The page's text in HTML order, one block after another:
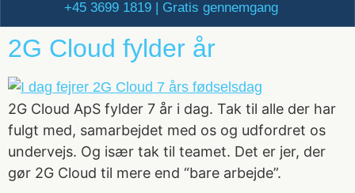
+45 3699 1819 | Gratis gennemgang
2G Cloud fylder år
2G Cloud ApS fylder 7 år i dag. Tak til alle der har
fulgt med, samarbejdet med os og udfordret os
undervejs. Og især tak til teamet. Det er jer, der
gør 2G Cloud til mere end “bare arbejde”.